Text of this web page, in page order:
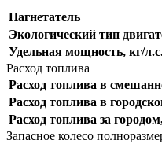
Нагнетатель
Экологический тип
Удельная мощность, кг/
Расход топлива
Расход топлива в
Расход топлива в
Расход топлива за
Запасное колесо